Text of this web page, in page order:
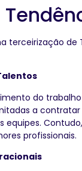
terceirização
do
a
equipes.
profissionais.